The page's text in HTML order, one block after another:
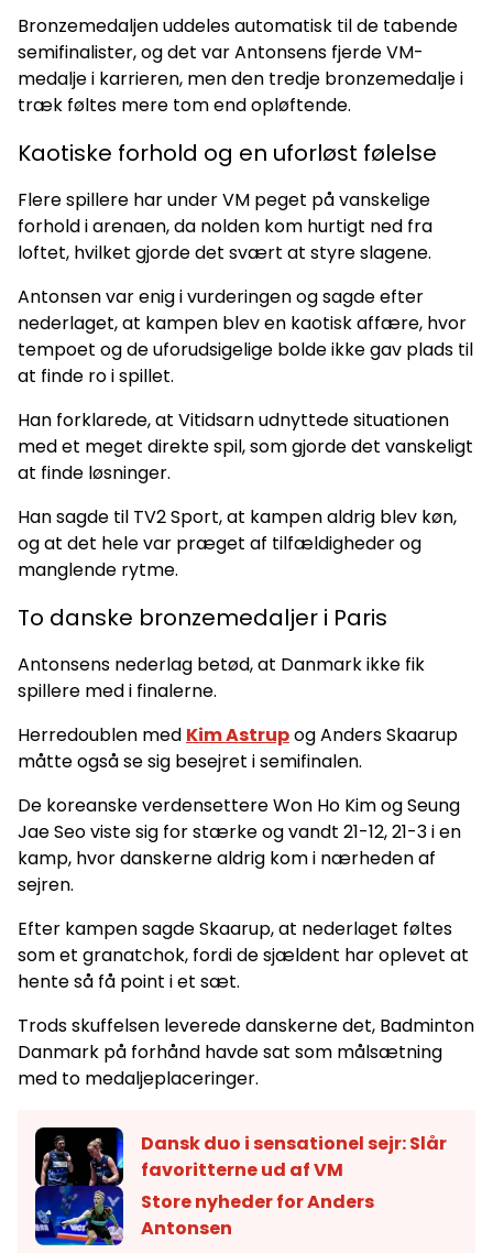
Bronzemedaljen uddeles automatisk til de tabende
semifinalister, og det var Antonsens fjerde VM-
medalje i karrieren, men den tredje bronzemedalje i
træk føltes mere tom end opløftende.
Kaotiske forhold og en uforløst følelse
Flere spillere har under VM peget på vanskelige
forhold i arenaen, da nolden kom hurtigt ned fra
loftet, hvilket gjorde det svært at styre slagene.
Antonsen var enig i vurderingen og sagde efter
nederlaget, at kampen blev en kaotisk affære, hvor
tempoet og de uforudsigelige bolde ikke gav plads til
at finde ro i spillet.
Han forklarede, at Vitidsarn udnyttede situationen
med et meget direkte spil, som gjorde det vanskeligt
at finde løsninger.
Han sagde til TV2 Sport, at kampen aldrig blev køn,
og at det hele var præget af tilfældigheder og
manglende rytme.
To danske bronzemedaljer i Paris
Antonsens nederlag betød, at Danmark ikke fik
spillere med i finalerne.
Herredoublen med Kim Astrupog Anders Skaarup
måtte også se sig besejret i semifinalen.
De koreanske verdensettere Won Ho Kim og Seung
Jae Seo viste sig for stærke og vandt 21-12, 21-3 i en
kamp, hvor danskerne aldrig kom i nærheden af
sejren.
Efter kampen sagde Skaarup, at nederlaget føltes
som et granatchok, fordi de sjældent har oplevet at
hente så få point i et sæt.
Trods skuffelsen leverede danskerne det, Badminton
Danmark på forhånd havde sat som målsætning
med to medaljeplaceringer.
Dansk duo i sensationel sejr: Slår
favoritterne ud af VM
Store nyheder for Anders
Antonsen